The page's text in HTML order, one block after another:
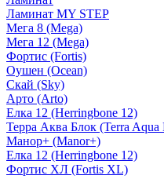
Ламинат MY STEP
Мега 8 (Mega)
Мега 12 (Mega)
Фортис (Fortis)
Оушен (Ocean)
Скай (Sky)
Арто (Arto)
Елка 12 (Herringbone 12)
Терра Аква Блок (Terra Aqua
Манор+ (Manor+)
Елка 12 (Herringbone 12)
Фортис ХЛ (Fortis XL)